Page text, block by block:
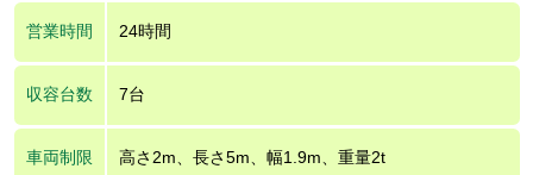
営業時間 24時間
収容台数 7台
車両制限 高さ2m、長さ5m、幅1.9m、重量2t